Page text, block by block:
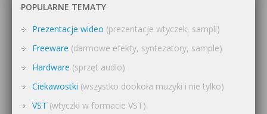
POPULARNE TEMATY
Prezentacje wideo (prezentacje wtyczek, sampli)
Freeware (darmowe efekty, syntezatory, sample)
Hardware (sprzęt audio)
Ciekawostki (wszystko dookoła muzyki i nie tylko)
VST (wtyczki w formacie VST)